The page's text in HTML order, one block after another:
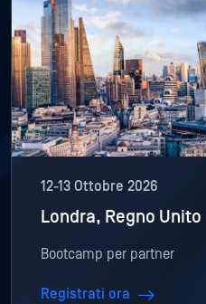
12-13 Ottobre 2026
Londra, Regno Unito
Bootcamp per partner
Registrati ora